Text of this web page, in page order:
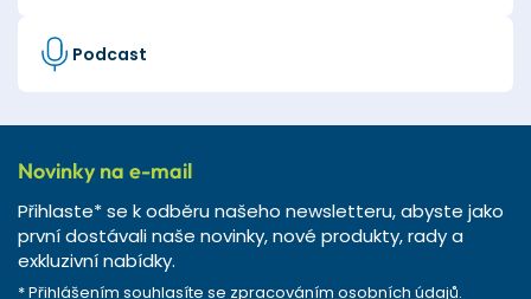
Podcast
Novinky na e-mail
Přihlaste* se k odběru našeho newsletteru, abyste jako
první dostávali naše novinky, nové produkty, rady a
exkluzivní nabídky.
* Přihlášením souhlasíte se zpracováním osobních údajů.